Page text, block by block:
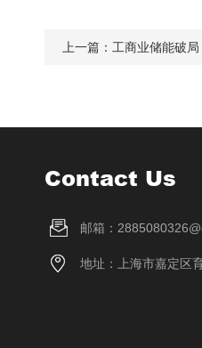
上一篇： 工商业储能破
Contact Us
邮箱：
地址：上海市嘉定区